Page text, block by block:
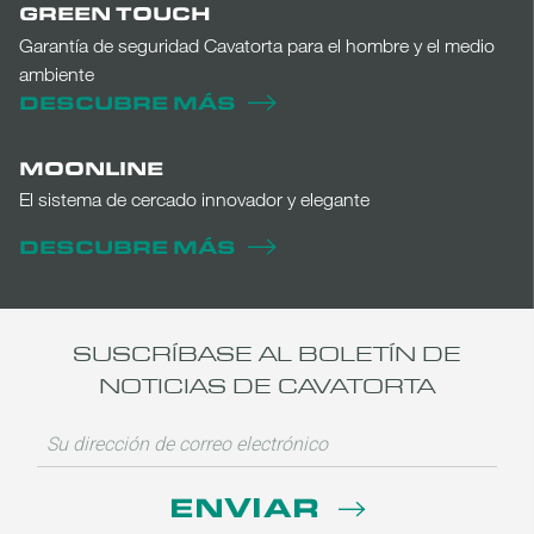
GREEN TOUCH
Garantía de seguridad Cavatorta para el hombre y el medio
ambiente
DESCUBRE MÁS
MOONLINE
El sistema de cercado innovador y elegante
DESCUBRE MÁS
SUSCRÍBASE AL BOLETÍN DE
NOTICIAS DE CAVATORTA
ENVIAR